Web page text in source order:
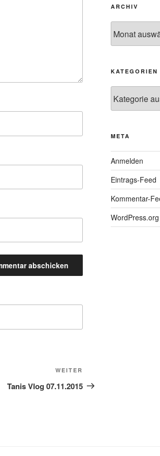
Beitrag
WEITER
Tanis Vlog 07.11.2015
ARCHIV
KATEGORIEN
META
Anmelden
Eintrags-Feed
Kommentar-
WordPress.org